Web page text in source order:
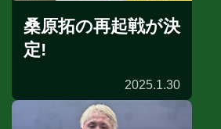
桑原拓の再起戦が決
定!
2025.1.30